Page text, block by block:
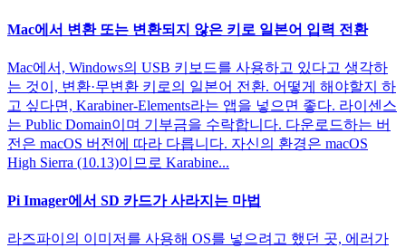
Mac에서 변환 또는 변환되지 않은 키로 일본어 입력 전환
Mac에서, Windows의 USB 키보드를 사용하고 있다고 생각하
는 것이, 변환·무변환 키로의 일본어 전환. 어떻게 해야할지 하
고 싶다면, Karabiner-Elements라는 앱을 넣으면 좋다. 라이센스
는 Public Domain이며 기부금을 수락합니다. 다운로드하는 버
전은 macOS 버전에 따라 다릅니다. 자신의 환경은 macOS
High Sierra (10.13)이므로 Karabine...
Pi Imager에서 SD 카드가 사라지는 마법
라즈파이의 이미저를 사용해 OS를 넣으려고 했던 곳, 에러가